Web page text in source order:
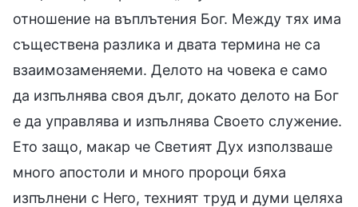
отношение на въплътения Бог. Между тях има
съществена разлика и двата термина не са
взаимозаменяеми. Делото на човека е само
да изпълнява своя дълг, докато делото на Бог
е да управлява и изпълнява Своето служение.
Ето защо, макар че Светият Дух използваше
много апостоли и много пророци бяха
изпълнени с Него, техният труд и думи целяха